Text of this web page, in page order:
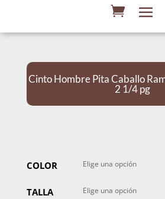
Cinto Hombre Pita Caballo
2 1/4 pg
COLOR
TALLA